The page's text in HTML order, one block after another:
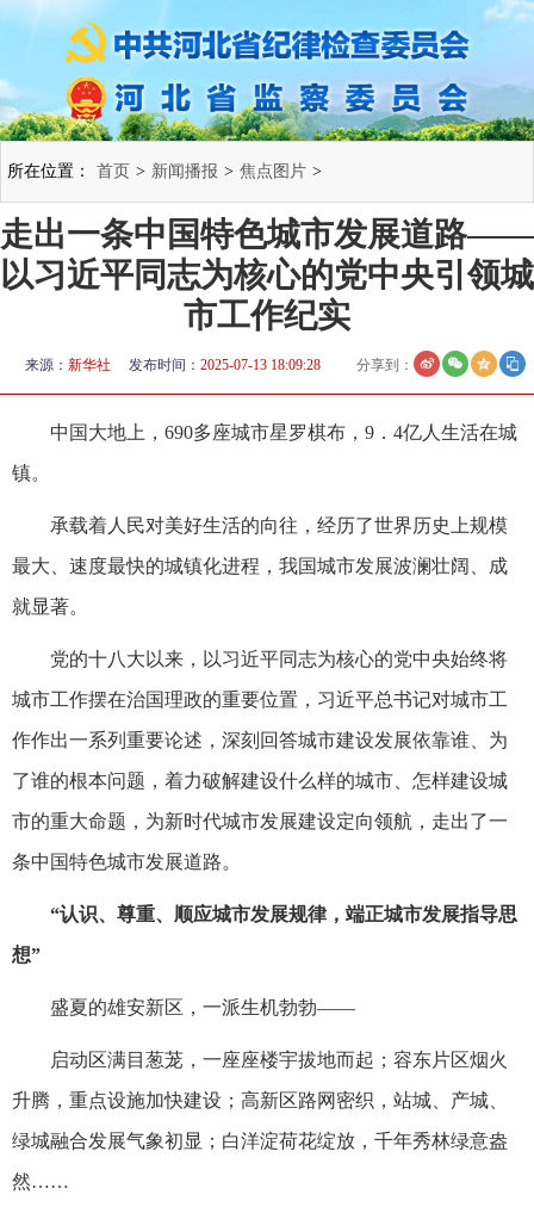
所在位置： 首页 > 新闻播报 > 焦点图片 >
走出一条中国特色城市发展道路——
以习近平同志为核心的党中央引领城
市工作纪实
来源： 新华社 发布时间： 2025-07-13 18:09:28 分享到：
中国大地上，690多座城市星罗棋布，9．4亿人生活在城
镇。
承载着人民对美好生活的向往，经历了世界历史上规模
最大、速度最快的城镇化进程，我国城市发展波澜壮阔、成
就显著。
党的十八大以来，以习近平同志为核心的党中央始终将
城市工作摆在治国理政的重要位置，习近平总书记对城市工
作作出一系列重要论述，深刻回答城市建设发展依靠谁、为
了谁的根本问题，着力破解建设什么样的城市、怎样建设城
市的重大命题，为新时代城市发展建设定向领航，走出了一
条中国特色城市发展道路。
“认识、尊重、顺应城市发展规律，端正城市发展指导思
想”
盛夏的雄安新区，一派生机勃勃——
启动区满目葱茏，一座座楼宇拔地而起；容东片区烟火
升腾，重点设施加快建设；高新区路网密织，站城、产城、
绿城融合发展气象初显；白洋淀荷花绽放，千年秀林绿意盎
然……